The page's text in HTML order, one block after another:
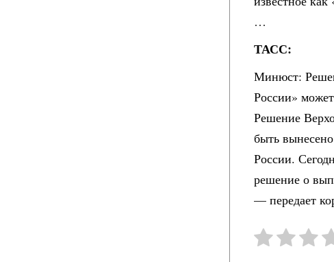
…
ТАСС:
Минюст:
России»
Решение
быть
России.
решение о
— передает